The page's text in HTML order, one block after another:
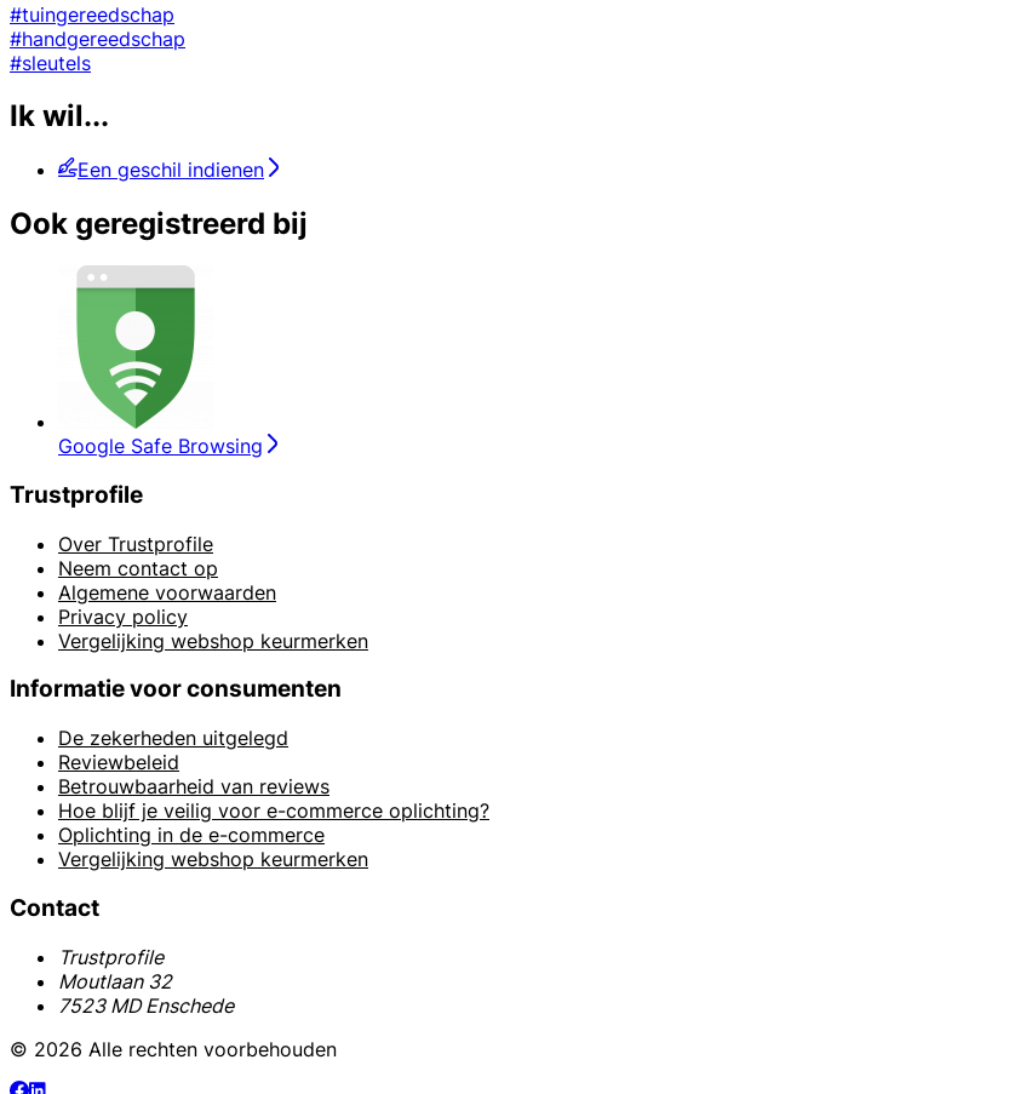
#tuingereedschap
#handgereedschap
#sleutels
Ik wil...
Een geschil indienen
Ook geregistreerd bij
Google Safe Browsing
Trustprofile
Over Trustprofile
Neem contact op
Algemene voorwaarden
Privacy policy
Vergelijking webshop keurmerken
Informatie voor consumenten
De zekerheden uitgelegd
Reviewbeleid
Betrouwbaarheid van reviews
Hoe blijf je veilig voor e-commerce oplichting?
Oplichting in de e-commerce
Vergelijking webshop keurmerken
Contact
Trustprofile
Moutlaan 32
7523 MD Enschede
© 2026 Alle rechten voorbehouden